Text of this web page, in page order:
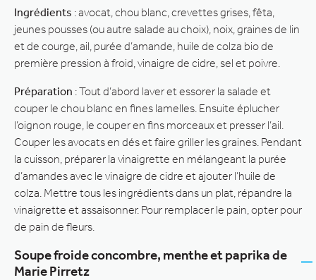
Ingrédients : avocat, chou blanc, crevettes grises, fêta,
jeunes pousses (ou autre salade au choix), noix, graines de lin
et de courge, ail, purée d’amande, huile de colza bio de
première pression à froid, vinaigre de cidre, sel et poivre.
Préparation : Tout d’abord laver et essorer la salade et
couper le chou blanc en fines lamelles. Ensuite éplucher
l’oignon rouge, le couper en fins morceaux et presser l’ail.
Couper les avocats en dés et faire griller les graines. Pendant
la cuisson, préparer la vinaigrette en mélangeant la purée
d’amandes avec le vinaigre de cidre et ajouter l’huile de
colza. Mettre tous les ingrédients dans un plat, répandre la
vinaigrette et assaisonner. Pour remplacer le pain, opter pour
de pain de fleurs.
Soupe froide concombre, menthe et paprika de
Marie Pirretz